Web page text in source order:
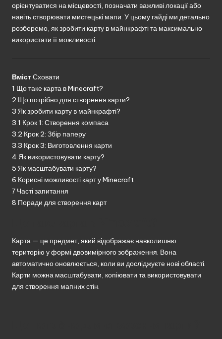
орієнтуватися на місцевості, позначати важливі локації або
навіть створювати мистецькі мапи. У цьому гайді ми детально
розберемо, як зробити карту в майнкрафті та максимально
використати її можливості.
ВмістСховати
1 Що таке карта в Minecraft?
2 Що потрібно для створення карти?
3 Як зробити карту в майнкрафті?
3.1 Крок 1: Створення компаса
3.2 Крок 2: Збір паперу
3.3 Крок 3: Виготовлення карти
4 Як використовувати карту?
5 Як масштабувати карту?
6 Корисні можливості карт у Minecraft
7 Часті запитання
8 Поради для створення карт
Карта — це предмет, який відображає навколишню
територію у формі двовимірного зображення. Вона
автоматично оновлюється, коли ви досліджуєте нові області.
Карти можна масштабувати, копіювати та використовувати
для створення мапних стін.